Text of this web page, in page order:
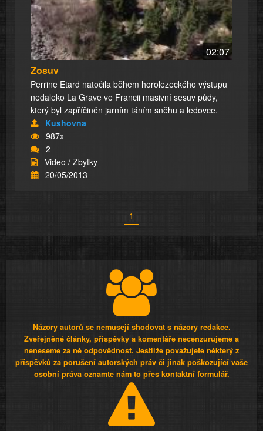
02:07
Zosuv
Perrine Etard natočila během horolezeckého výstupu
nedaleko La Grave ve Francii masivní sesuv půdy,
který byl zapříčiněn jarním táním sněhu a ledovce.
Kushovna
987x
2
Video / Zbytky
20/05/2013
1
Názory autorů se nemusejí shodovat s názory redakce.
Zveřejněné články, příspěvky a komentáře necenzurujeme a
neneseme za ně odpovědnost. Jestliže považujete některý z
příspěvků za porušení autorských práv či jinak poškozující vaše
osobní práva oznamte nám to přes kontaktní formulář.